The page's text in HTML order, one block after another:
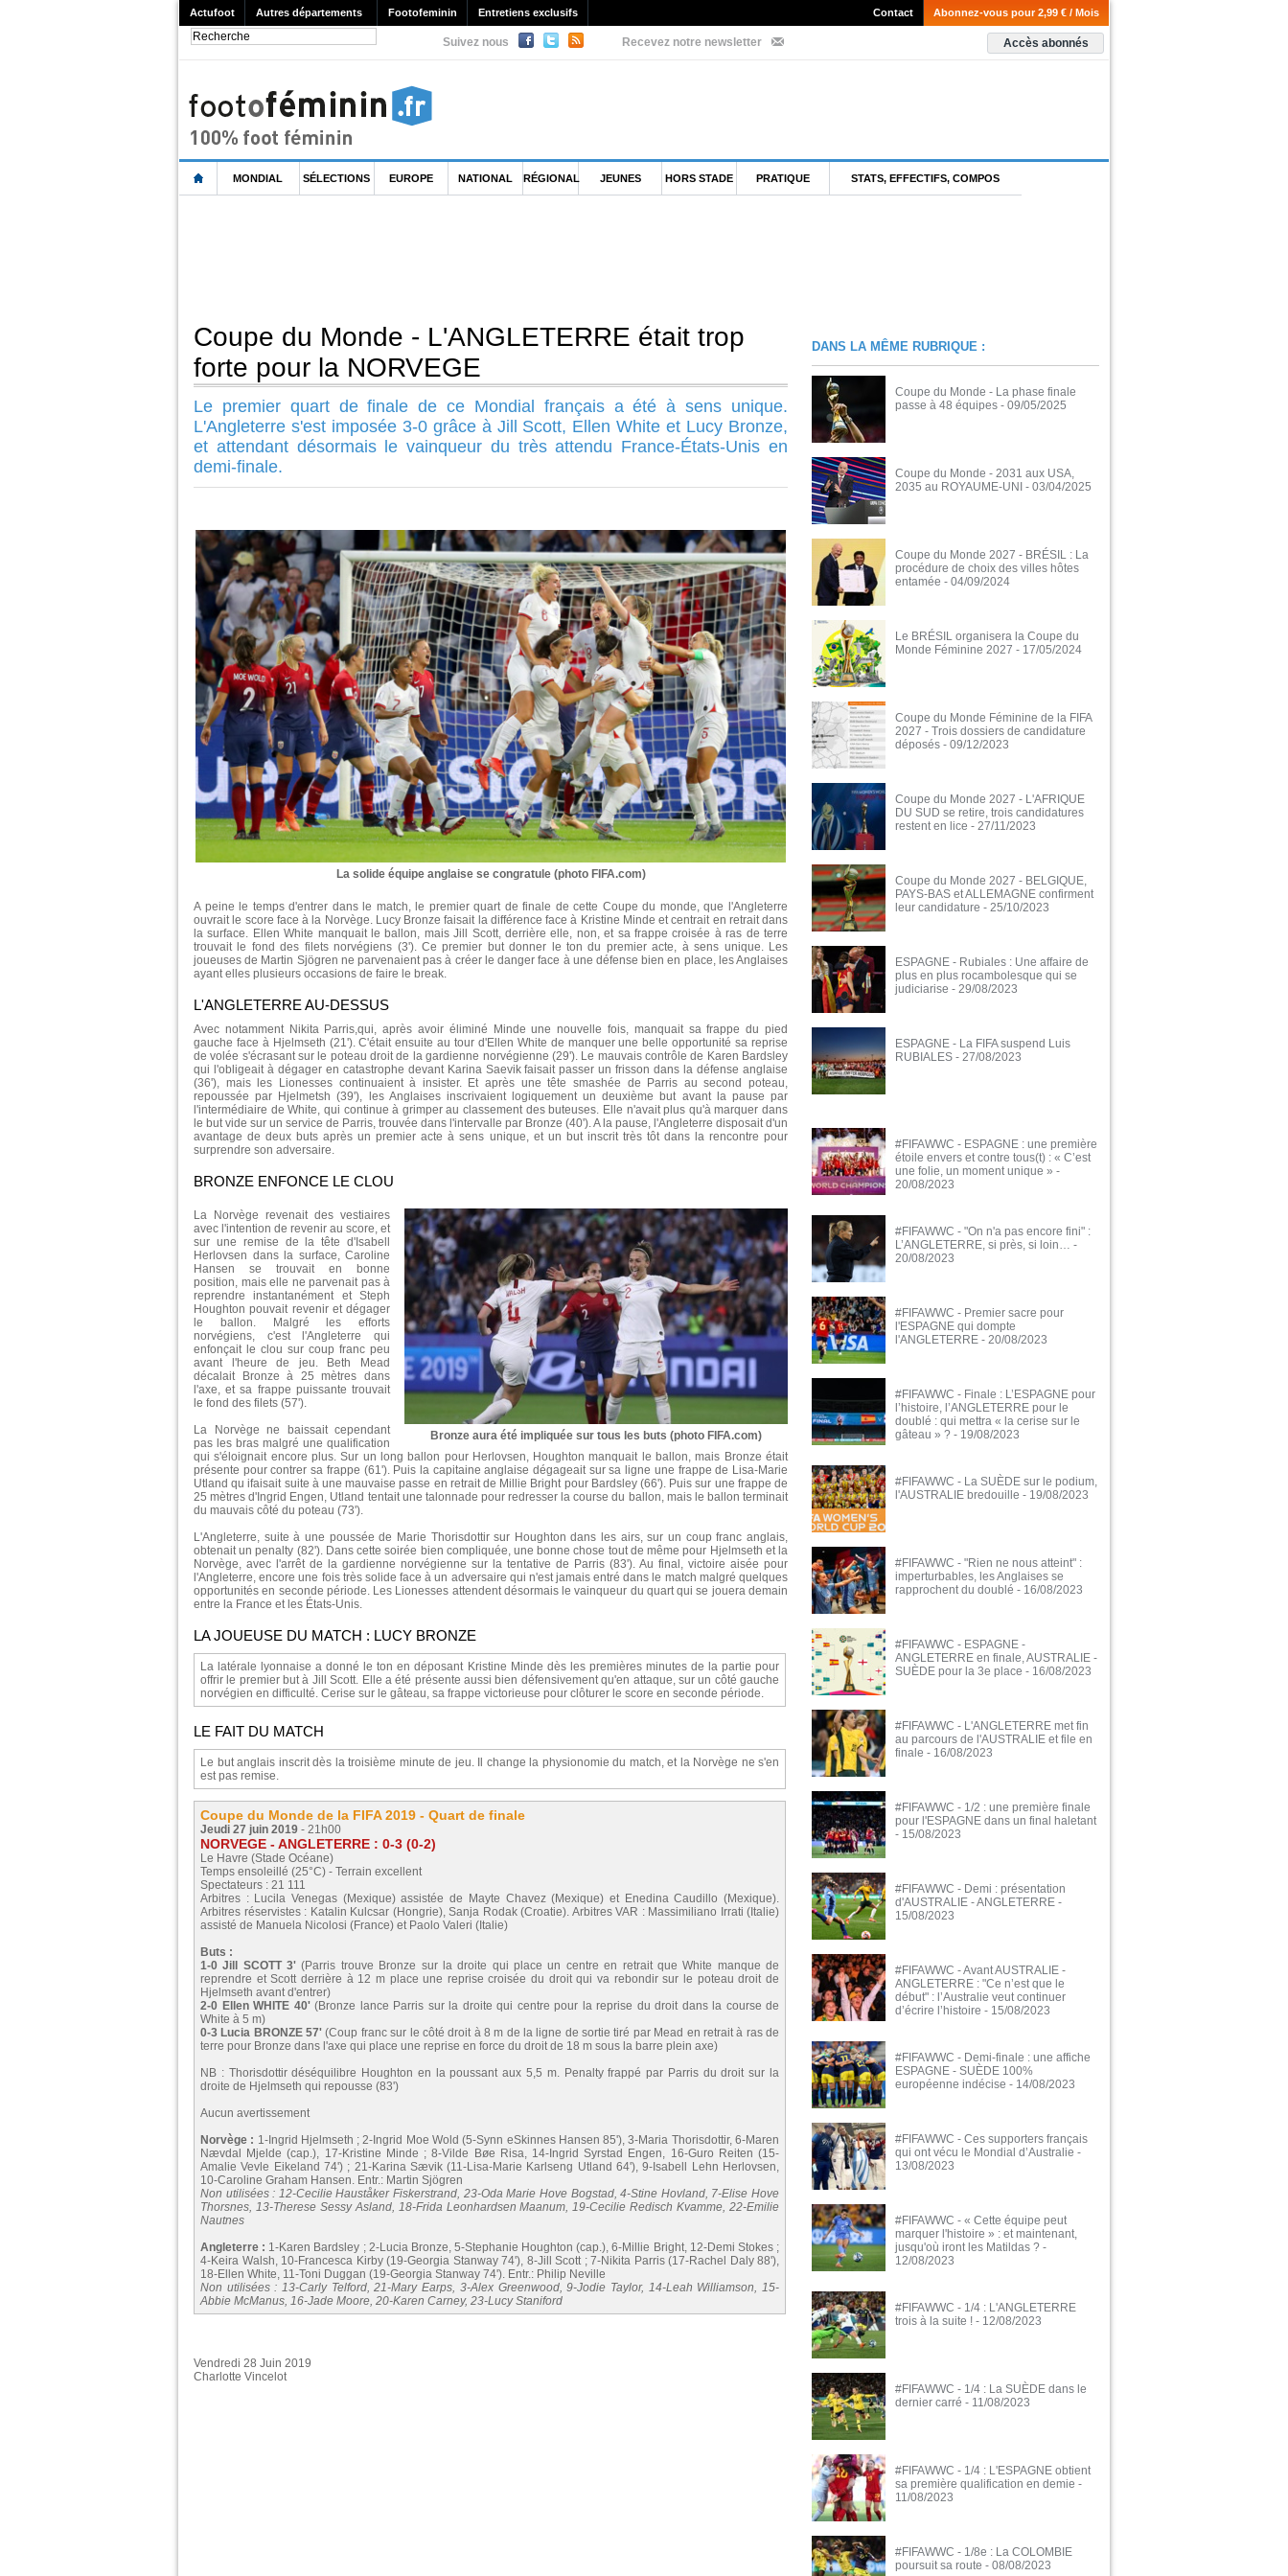
Actufoot Autres départements Footofeminin Entretiens exclusifs Abonnez-vous pour 2,99 € / Mois
Contact
Suivez nous Recevez notre newsletter Accès abonnés
MONDIAL SÉLECTIONS EUROPE NATIONAL RÉGIONAL JEUNES HORS STADE PRATIQUE STATS, EFFECTIFS, COMPOS
Coupe du Monde - L'ANGLETERRE était trop
forte pour la NORVEGE
Le premier quart de finale de ce Mondial français a été à sens unique.
L'Angleterre s'est imposée 3-0 grâce à Jill Scott, Ellen White et Lucy Bronze,
et attendant désormais le vainqueur du très attendu France-États-Unis en
demi-finale.
La solide équipe anglaise se congratule (photo FIFA.com)
A peine le temps d'entrer dans le match, le premier quart de finale de cette Coupe du monde, que l'Angleterre
ouvrait le score face à la Norvège. Lucy Bronze faisait la différence face à Kristine Minde et centrait en retrait dans
la surface. Ellen White manquait le ballon, mais Jill Scott, derrière elle, non, et sa frappe croisée à ras de terre
trouvait le fond des filets norvégiens (3'). Ce premier but donner le ton du premier acte, à sens unique. Les
joueuses de Martin Sjögren ne parvenaient pas à créer le danger face à une défense bien en place, les Anglaises
ayant elles plusieurs occasions de faire le break.
L'ANGLETERRE AU-DESSUS
Avec notamment Nikita Parris,qui, après avoir éliminé Minde une nouvelle fois, manquait sa frappe du pied
gauche face à Hjelmseth (21'). C'était ensuite au tour d'Ellen White de manquer une belle opportunité sa reprise
de volée s'écrasant sur le poteau droit de la gardienne norvégienne (29'). Le mauvais contrôle de Karen Bardsley
qui l'obligeait à dégager en catastrophe devant Karina Saevik faisait passer un frisson dans la défense anglaise
(36'), mais les Lionesses continuaient à insister. Et après une tête smashée de Parris au second poteau,
repoussée par Hjelmetsh (39'), les Anglaises inscrivaient logiquement un deuxième but avant la pause par
l'intermédiaire de White, qui continue à grimper au classement des buteuses. Elle n'avait plus qu'à marquer dans
le but vide sur un service de Parris, trouvée dans l'intervalle par Bronze (40'). A la pause, l'Angleterre disposait d'un
avantage de deux buts après un premier acte à sens unique, et un but inscrit très tôt dans la rencontre pour
surprendre son adversaire.
BRONZE ENFONCE LE CLOU
Bronze aura été impliquée sur tous les buts (photo FIFA.com)
La Norvège revenait des vestiaires
avec l'intention de revenir au score, et
sur une remise de la tête d'Isabell
Herlovsen dans la surface, Caroline
Hansen se trouvait en bonne
position, mais elle ne parvenait pas à
reprendre instantanément et Steph
Houghton pouvait revenir et dégager
le ballon. Malgré les efforts
norvégiens, c'est l'Angleterre qui
enfonçait le clou sur coup franc peu
avant l'heure de jeu. Beth Mead
décalait Bronze à 25 mètres dans
l'axe, et sa frappe puissante trouvait
le fond des filets (57').
La Norvège ne baissait cependant
pas les bras malgré une qualification
qui s'éloignait encore plus. Sur un long ballon pour Herlovsen, Houghton manquait le ballon, mais Bronze était
présente pour contrer sa frappe (61'). Puis la capitaine anglaise dégageait sur sa ligne une frappe de Lisa-Marie
Utland qu ifaisait suite à une mauvaise passe en retrait de Millie Bright pour Bardsley (66'). Puis sur une frappe de
25 mètres d'Ingrid Engen, Utland tentait une talonnade pour redresser la course du ballon, mais le ballon terminait
du mauvais côté du poteau (73').
L'Angleterre, suite à une poussée de Marie Thorisdottir sur Houghton dans les airs, sur un coup franc anglais,
obtenait un penalty (82'). Dans cette soirée bien compliquée, une bonne chose tout de même pour Hjelmseth et la
Norvège, avec l'arrêt de la gardienne norvégienne sur la tentative de Parris (83'). Au final, victoire aisée pour
l'Angleterre, encore une fois très solide face à un adversaire qui n'est jamais entré dans le match malgré quelques
opportunités en seconde période. Les Lionesses attendent désormais le vainqueur du quart qui se jouera demain
entre la France et les États-Unis.
LA JOUEUSE DU MATCH : LUCY BRONZE
La latérale lyonnaise a donné le ton en déposant Kristine Minde dès les premières minutes de la partie pour
offrir le premier but à Jill Scott. Elle a été présente aussi bien défensivement qu'en attaque, sur un côté gauche
norvégien en difficulté. Cerise sur le gâteau, sa frappe victorieuse pour clôturer le score en seconde période.
LE FAIT DU MATCH
Le but anglais inscrit dès la troisième minute de jeu. Il change la physionomie du match, et la Norvège ne s'en
est pas remise.
Coupe du Monde de la FIFA 2019 - Quart de finale
Jeudi 27 juin 2019 - 21h00
NORVEGE - ANGLETERRE : 0-3 (0-2)
Le Havre (Stade Océane)
Temps ensoleillé (25°C) - Terrain excellent
Spectateurs : 21 111
Arbitres : Lucila Venegas (Mexique) assistée de Mayte Chavez (Mexique) et Enedina Caudillo (Mexique).
Arbitres réservistes : Katalin Kulcsar (Hongrie), Sanja Rodak (Croatie). Arbitres VAR : Massimiliano Irrati (Italie)
assisté de Manuela Nicolosi (France) et Paolo Valeri (Italie)
Buts :
1-0 Jill SCOTT 3' (Parris trouve Bronze sur la droite qui place un centre en retrait que White manque de
reprendre et Scott derrière à 12 m place une reprise croisée du droit qui va rebondir sur le poteau droit de
Hjelmseth avant d'entrer)
2-0 Ellen WHITE 40'(Bronze lance Parris sur la droite qui centre pour la reprise du droit dans la course de
White à 5 m)
0-3 Lucia BRONZE 57' (Coup franc sur le côté droit à 8 m de la ligne de sortie tiré par Mead en retrait à ras de
terre pour Bronze dans l'axe qui place une reprise en force du droit de 18 m sous la barre plein axe)
NB : Thorisdottir déséquilibre Houghton en la poussant aux 5,5 m. Penalty frappé par Parris du droit sur la
droite de Hjelmseth qui repousse (83')
Aucun avertissement
Norvège : 1-Ingrid Hjelmseth ; 2-Ingrid Moe Wold (5-Synn eSkinnes Hansen 85'), 3-Maria Thorisdottir, 6-Maren
Nævdal Mjelde (cap.), 17-Kristine Minde ; 8-Vilde Bøe Risa, 14-Ingrid Syrstad Engen, 16-Guro Reiten (15-
Amalie Vevle Eikeland 74') ; 21-Karina Sævik (11-Lisa-Marie Karlseng Utland 64'), 9-Isabell Lehn Herlovsen,
10-Caroline Graham Hansen. Entr.: Martin Sjögren
Non utilisées : 12-Cecilie Hauståker Fiskerstrand, 23-Oda Marie Hove Bogstad, 4-Stine Hovland, 7-Elise Hove
Thorsnes, 13-Therese Sessy Asland, 18-Frida Leonhardsen Maanum, 19-Cecilie Redisch Kvamme, 22-Emilie
Nautnes
Angleterre : 1-Karen Bardsley ; 2-Lucia Bronze, 5-Stephanie Houghton (cap.), 6-Millie Bright, 12-Demi Stokes ;
4-Keira Walsh, 10-Francesca Kirby (19-Georgia Stanway 74'), 8-Jill Scott ; 7-Nikita Parris (17-Rachel Daly 88'),
18-Ellen White, 11-Toni Duggan (19-Georgia Stanway 74'). Entr.: Philip Neville
Non utilisées : 13-Carly Telford, 21-Mary Earps, 3-Alex Greenwood, 9-Jodie Taylor, 14-Leah Williamson, 15-
Abbie McManus, 16-Jade Moore, 20-Karen Carney, 23-Lucy Staniford
Vendredi 28 Juin 2019
Charlotte Vincelot
DANS LA MÊME RUBRIQUE :
Coupe du Monde - La phase finale
passe à 48 équipes - 09/05/2025
Coupe du Monde - 2031 aux USA,
2035 au ROYAUME-UNI - 03/04/2025
Coupe du Monde 2027 - BRÉSIL : La
procédure de choix des villes hôtes
entamée - 04/09/2024
Le BRÉSIL organisera la Coupe du
Monde Féminine 2027 - 17/05/2024
Coupe du Monde Féminine de la FIFA
2027 - Trois dossiers de candidature
déposés - 09/12/2023
Coupe du Monde 2027 - L'AFRIQUE
DU SUD se retire, trois candidatures
restent en lice - 27/11/2023
Coupe du Monde 2027 - BELGIQUE,
PAYS-BAS et ALLEMAGNE confirment
leur candidature - 25/10/2023
ESPAGNE - Rubiales : Une affaire de
plus en plus rocambolesque qui se
judiciarise - 29/08/2023
ESPAGNE - La FIFA suspend Luis
RUBIALES - 27/08/2023
#FIFAWWC - ESPAGNE : une première
étoile envers et contre tous(t) : « C’est
une folie, un moment unique » -
20/08/2023
#FIFAWWC - "On n'a pas encore fini" :
L’ANGLETERRE, si près, si loin… -
20/08/2023
#FIFAWWC - Premier sacre pour
l'ESPAGNE qui dompte
l'ANGLETERRE - 20/08/2023
#FIFAWWC - Finale : L’ESPAGNE pour
l’histoire, l’ANGLETERRE pour le
doublé : qui mettra « la cerise sur le
gâteau » ? - 19/08/2023
#FIFAWWC - La SUÈDE sur le podium,
l'AUSTRALIE bredouille - 19/08/2023
#FIFAWWC - "Rien ne nous atteint" :
imperturbables, les Anglaises se
rapprochent du doublé - 16/08/2023
#FIFAWWC - ESPAGNE -
ANGLETERRE en finale, AUSTRALIE -
SUÈDE pour la 3e place - 16/08/2023
#FIFAWWC - L'ANGLETERRE met fin
au parcours de l'AUSTRALIE et file en
finale - 16/08/2023
#FIFAWWC - 1/2 : une première finale
pour l'ESPAGNE dans un final haletant
- 15/08/2023
#FIFAWWC - Demi : présentation
d'AUSTRALIE - ANGLETERRE -
15/08/2023
#FIFAWWC - Avant AUSTRALIE -
ANGLETERRE : "Ce n’est que le
début" : l’Australie veut continuer
d’écrire l’histoire - 15/08/2023
#FIFAWWC - Demi-finale : une affiche
ESPAGNE - SUÈDE 100%
européenne indécise - 14/08/2023
#FIFAWWC - Ces supporters français
qui ont vécu le Mondial d’Australie -
13/08/2023
#FIFAWWC - « Cette équipe peut
marquer l'histoire » : et maintenant,
jusqu'où iront les Matildas ? -
12/08/2023
#FIFAWWC - 1/4 : L'ANGLETERRE
trois à la suite ! - 12/08/2023
#FIFAWWC - 1/4 : La SUÈDE dans le
dernier carré - 11/08/2023
#FIFAWWC - 1/4 : L'ESPAGNE obtient
sa première qualification en demie -
11/08/2023
#FIFAWWC - 1/8e : La COLOMBIE
poursuit sa route - 08/08/2023